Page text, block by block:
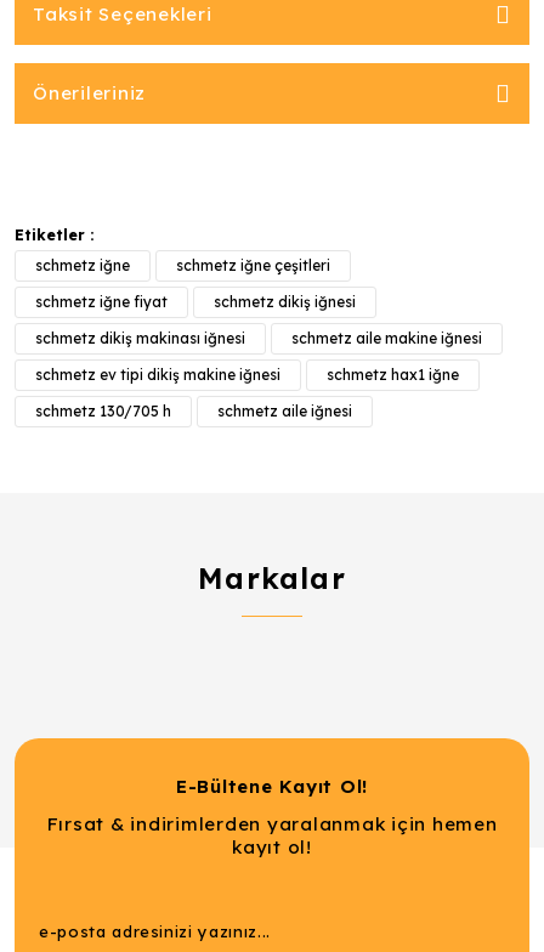
Taksit Seçenekleri
Önerileriniz
Etiketler :
schmetz iğne
schmetz iğne çeşitleri
schmetz iğne fiyat
schmetz dikiş iğnesi
schmetz dikiş makinası iğnesi
schmetz aile makine iğnesi
schmetz ev tipi dikiş makine iğnesi
schmetz hax1 iğne
schmetz 130/705 h
schmetz aile iğnesi
Markalar
E-Bültene Kayıt Ol!
Fırsat & indirimlerden yaralanmak için hemen
kayıt ol!